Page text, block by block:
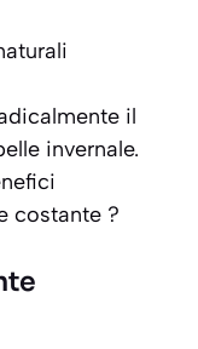
il
invernale.
costante ?